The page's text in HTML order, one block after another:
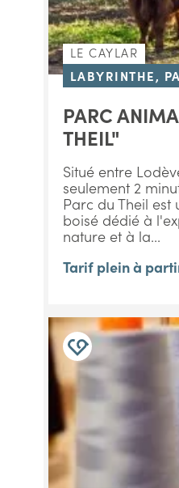
LE CAYLAR
LABYRINTHE,
PARC
THEIL"
Situé entre
seulement 2
Parc du Theil est
boisé dédié à
nature et à la...
Tarif plein à